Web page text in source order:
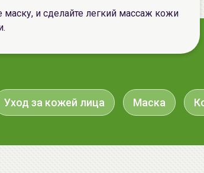
маску, и сделайте легкий массаж кожи
Уход за кожей лица Маска